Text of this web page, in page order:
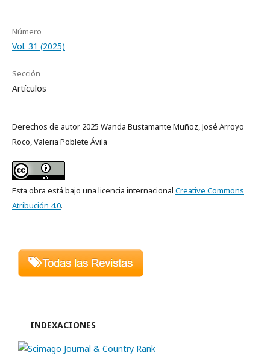
Número
Vol. 31 (2025)
Sección
Artículos
Derechos de autor 2025 Wanda Bustamante Muñoz, José Arroyo
Roco, Valeria Poblete Ávila
Esta obra está bajo una licencia internacional Creative Commons
Atribución 4.0.
INDEXACIONES